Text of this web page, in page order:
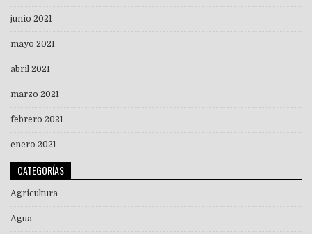
junio 2021
mayo 2021
abril 2021
marzo 2021
febrero 2021
enero 2021
CATEGORÍAS
Agricultura
Agua